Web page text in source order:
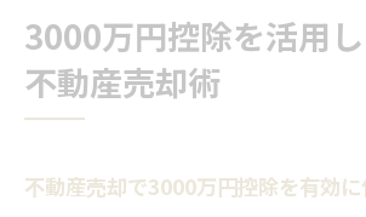
3000万円控除を活用
不動産売却術
不動産売却で3000万円控除を有効